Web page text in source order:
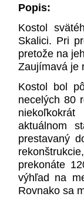
Popis:
Kostol
Skalici. Pri
pretože na
Zaujímavá je
Kostol bol
necelých 80
aktuálnom
prestavaný
prekonáte
výhľad na
Rovnako sa